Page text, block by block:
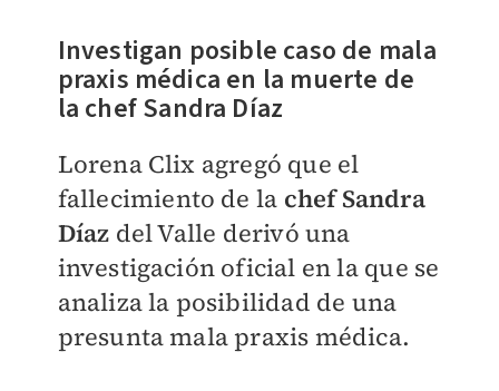
Investigan posible caso de mala
praxis médica en la muerte de
la chef Sandra Díaz
Lorena Clix agregó que el
fallecimiento de la chef Sandra
Díaz del Valle derivó una
investigación oficial en la que se
analiza la posibilidad de una
presunta mala praxis médica.